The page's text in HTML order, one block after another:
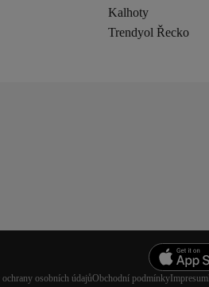
Kalhoty
Trendyol Řecko
ochrany osobních údajůObchodní podmínky Impresum